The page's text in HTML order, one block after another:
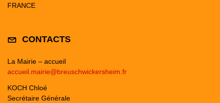
FRANCE
CONTACTS
La Mairie – accueil
accueil.mairie@breuschwickersheim.fr
KOCH Chloé
Secrétaire Générale